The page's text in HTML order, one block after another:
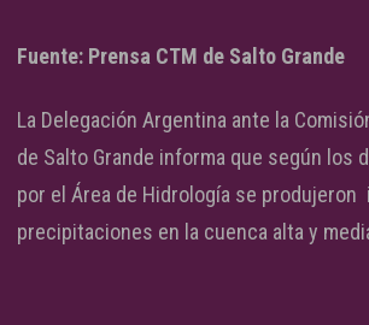
Fuente: Prensa CTM de Salto Grande
La Delegación Argentina ante la
de Salto Grande informa que según los
por el Área de Hidrología se produjeron
precipitaciones en la cuenca alta y